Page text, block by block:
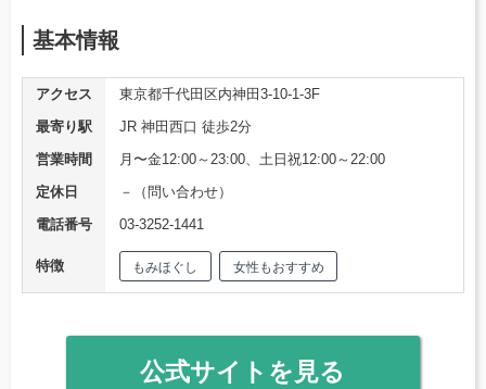
基本情報
アクセス
東京都千代田区内神田3-10-1-3F
最寄り駅
JR 神田西口 徒歩2分
営業時間
月〜金12:00～23:00、土日祝12:00～22:00
定休日
－（問い合わせ）
電話番号
03-3252-1441
特徴 もみほぐし 女性もおすすめ
公式サイトを見る